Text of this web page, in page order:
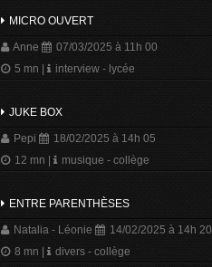
MICRO OUVERT
Anne
07/03/2025 à 11h 00
5 mn
interview - lycée
JUKE BOX
Pepi
18/02/2025 à 14h 05
12 mn
musique - collège
ENTRE PARENTHÈSES
Natalia - Léonie
14/02/2025 à 14h 20
8 mn
divers - collège